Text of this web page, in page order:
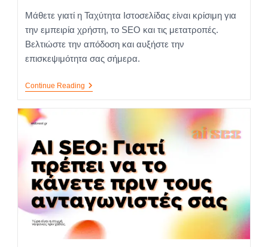
Μάθετε γιατί η Ταχύτητα Ιστοσελίδας είναι κρίσιμη για
την εμπειρία χρήστη, το SEO και τις μετατροπές.
Βελτιώστε την απόδοση και αυξήστε την
επισκεψιμότητα σας σήμερα.
Continue Reading